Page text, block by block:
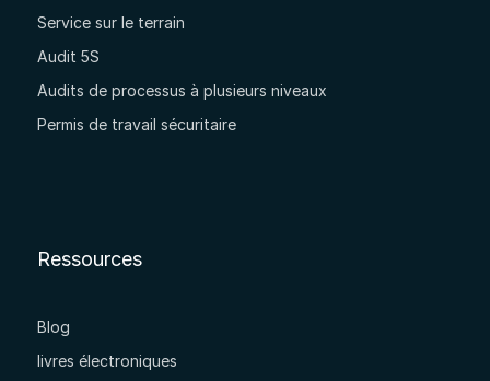
Service sur le terrain
Audit 5S
Audits de processus à plusieurs niveaux
Permis de travail sécuritaire
Ressources
Blog
livres électroniques